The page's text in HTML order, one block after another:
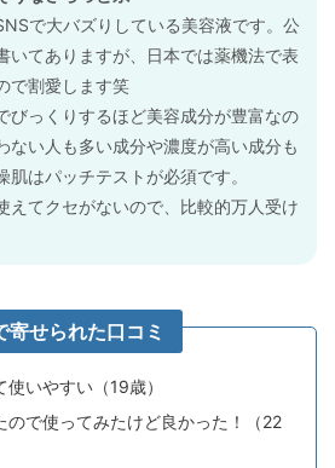
で大バズりしている美容液です。公
いてありますが、日本では薬機法で表
で割愛します笑
びっくりするほど美容成分が豊富なの
ない人も多い成分や濃度が高い成分も
はパッチテストが必須です。
えてクセがないので、比較的万人受け
いやすい（19歳）
ので使ってみたけど良かった！（22